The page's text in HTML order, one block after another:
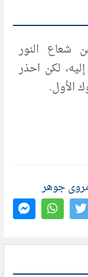
شعاع النور
لكن احذر
الأول.
جوهر